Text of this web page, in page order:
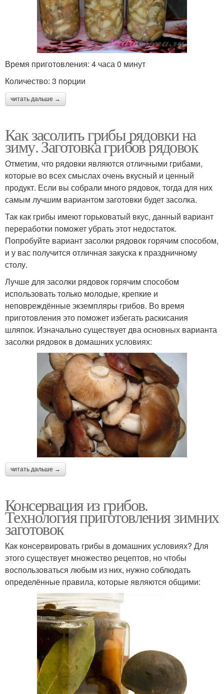
Время приготовления: 4 часа 0 минут
Количество: 3 порции
читать дальше →
Как засолить грибы рядовки на
зиму. Заготовка грибов рядовок
Отметим, что рядовки являются отличными грибами,
которые во всех смыслах очень вкусный и ценный
продукт. Если вы собрали много рядовок, тогда для них
самым лучшим вариантом заготовки будет засолка.
Так как грибы имеют горьковатый вкус, данный вариант
переработки поможет убрать этот недостаток.
Попробуйте вариант засолки рядовок горячим способом,
и у вас получится отличная закуска к праздничному
столу.
Лучше для засолки рядовок горячим способом
использовать только молодые, крепкие и
неповреждённые экземпляры грибов. Во время
приготовления это поможет избегать раскисания
шляпок. Изначально существует два основных варианта
засолки рядовок в домашних условиях:
читать дальше →
Консервация из грибов.
Технология приготовления зимних
заготовок
Как консервировать грибы в домашних условиях? Для
этого существует множество рецептов, но чтобы
воспользоваться любым из них, нужно соблюдать
определённые правила, которые являются общими: